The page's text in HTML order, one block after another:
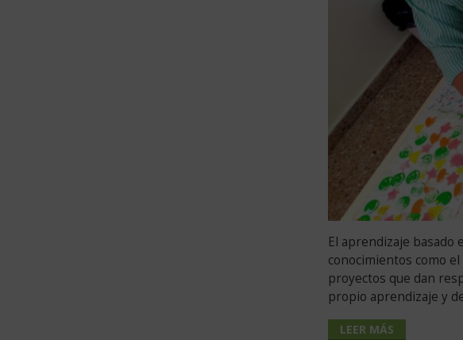
El aprendizaje basado
conocimientos como
proyectos que dan
propio aprendizaje y
LEER MÁS